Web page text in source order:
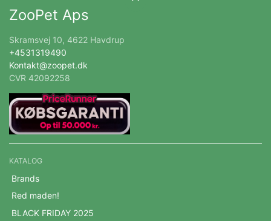
ZooPet Aps
Skramsvej 10, 4622 Havdrup
+4531319490
Kontakt@zoopet.dk
CVR 42092258
KATALOG
Brands
Red maden!
BLACK FRIDAY 2025